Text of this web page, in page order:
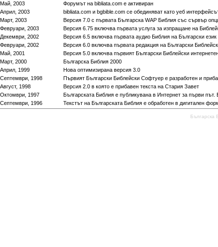
Май, 2003
Форумът на bibliata.com е активиран
Април, 2003
bibliata.com и bgbible.com се обединяват като уеб
Март, 2003
Версия 7.0 с първата Българска WAP Библия със сървър
Февруари, 2003
Версия 6.75 включва първата услуга за изпращане на
Декември, 2002
Версия 6.5 включва първата аудио Библия на Български език
Февруари, 2002
Версия 6.0 включва първата редакция на Български
Май, 2001
Версия 5.0 включва първият Български Библейски
Март, 2000
Българска Библия 2000
Април, 1999
Нова оптимизирана версия 3.0
Септември, 1998
Първият Български Библейски Софтуер e разработен и
Август, 1998
Версия 2.0 в която е прибавен текста на Стария Завет
Октомври, 1997
Българската Библия е публикувана в Интернет за първи
Септември, 1996
Текстът на Българската Библия е обработен в дигитален
Българска